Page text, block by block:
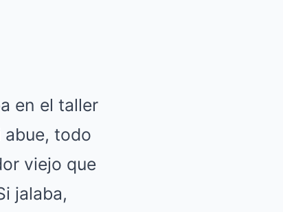
en el taller
abue, todo
viejo que
jalaba,